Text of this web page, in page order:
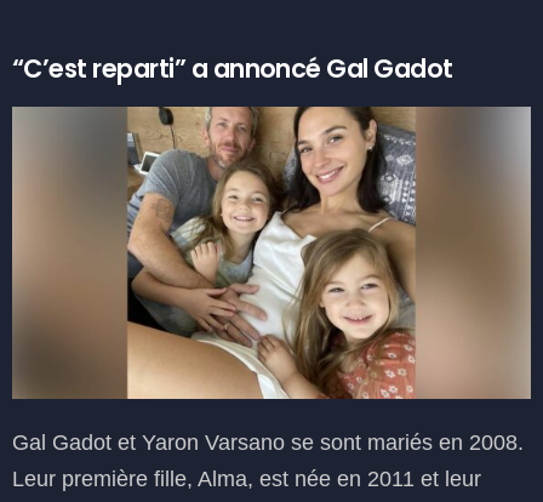
“C’est reparti” a annoncé Gal Gadot
Gal Gadot et Yaron Varsano se sont mariés en 2008.
Leur première fille, Alma, est née en 2011 et leur